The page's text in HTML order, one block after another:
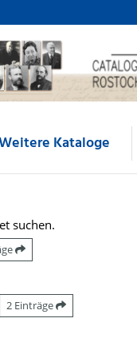
Kataloge
suchen.
2 Einträge